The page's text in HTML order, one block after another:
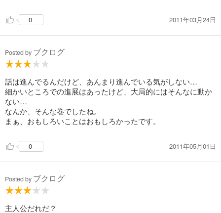
0 2011年03月24日
Posted by ブクログ
話は進んでるんだけど、あんまり進んでいる気がしない…
細かいところでの進展はあったけど、大局的にはそんなに動か
ない…
なんか、そんな巻でしたね。
まぁ、おもしろいことはおもしろかったです。
0 2011年05月01日
Posted by ブクログ
主人公だれだ？